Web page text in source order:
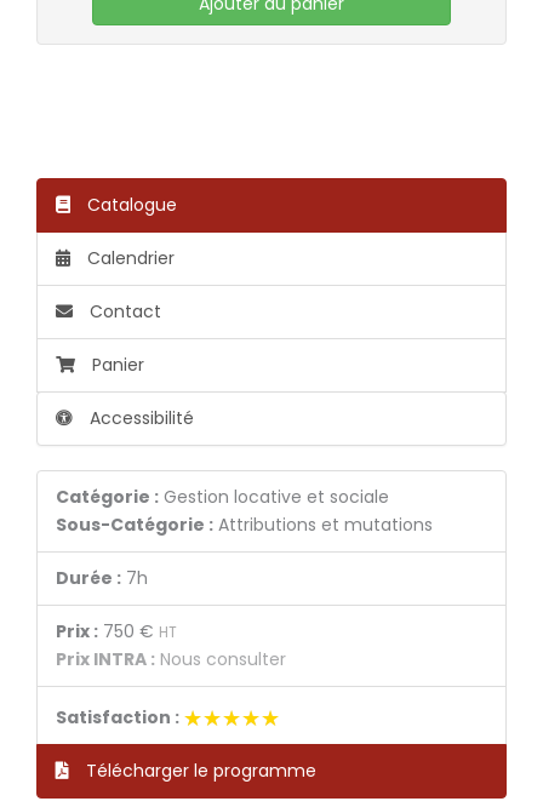
Catalogue
Calendrier
Contact
Panier
Accessibilité
Catégorie : Gestion locative et sociale
Sous-Catégorie : Attributions et mutations
Durée : 7h
Prix : 750 € HT
Prix INTRA : Nous consulter
Satisfaction : ★★★★★
★★★★★
Télécharger le programme